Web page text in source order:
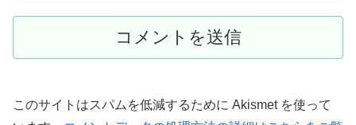
このサイトはスパムを低減するために Akismet を使って